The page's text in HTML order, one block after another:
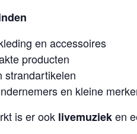
en accessoires
producten
strandartikelen
en kleine
is er ook livemuzieken